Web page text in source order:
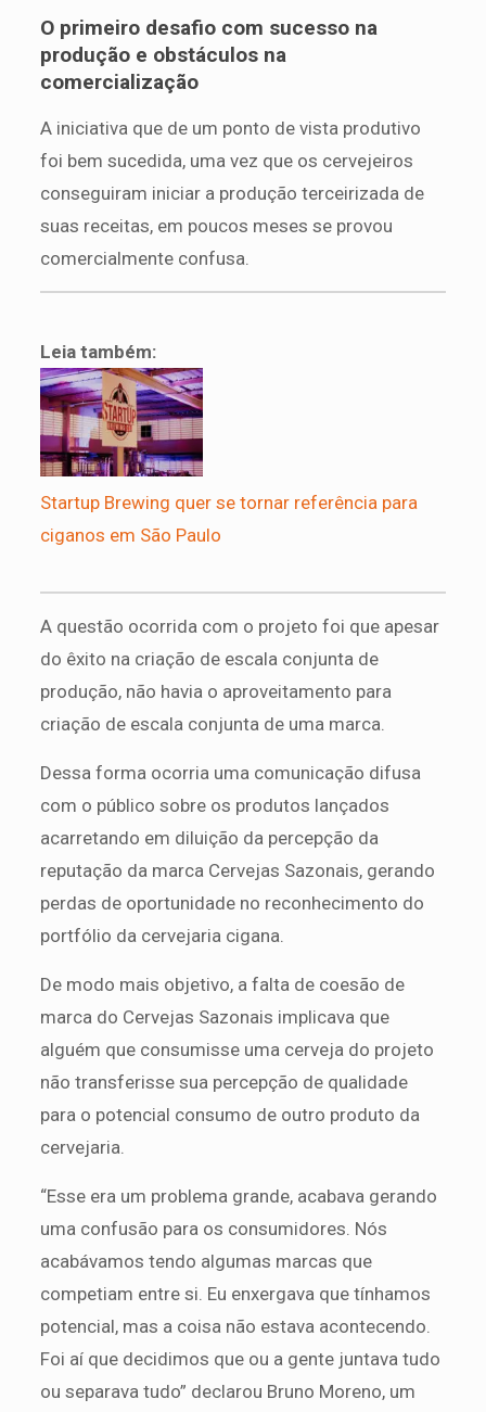
O primeiro desafio com sucesso na
produção e obstáculos na
comercialização
A iniciativa que de um ponto de vista produtivo
foi bem sucedida, uma vez que os cervejeiros
conseguiram iniciar a produção terceirizada de
suas receitas, em poucos meses se provou
comercialmente confusa.
Leia também:
Startup Brewing quer se tornar referência para
ciganos em São Paulo
A questão ocorrida com o projeto foi que apesar
do êxito na criação de escala conjunta de
produção, não havia o aproveitamento para
criação de escala conjunta de uma marca.
Dessa forma ocorria uma comunicação difusa
com o público sobre os produtos lançados
acarretando em diluição da percepção da
reputação da marca Cervejas Sazonais, gerando
perdas de oportunidade no reconhecimento do
portfólio da cervejaria cigana.
De modo mais objetivo, a falta de coesão de
marca do Cervejas Sazonais implicava que
alguém que consumisse uma cerveja do projeto
não transferisse sua percepção de qualidade
para o potencial consumo de outro produto da
cervejaria.
“Esse era um problema grande, acabava gerando
uma confusão para os consumidores. Nós
acabávamos tendo algumas marcas que
competiam entre si. Eu enxergava que tínhamos
potencial, mas a coisa não estava acontecendo.
Foi aí que decidimos que ou a gente juntava tudo
ou separava tudo” declarou Bruno Moreno, um